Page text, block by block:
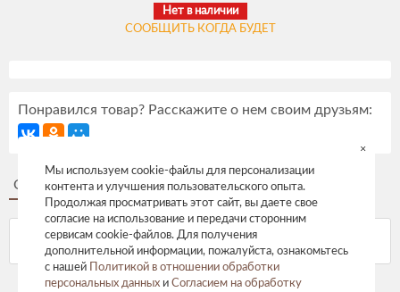
Нет в наличии
СООБЩИТЬ КОГДА БУДЕТ
Понравился товар? Расскажите о нем своим друзьям:
Описание Отзывы
Мы используем cookie-файлы для персонализации
контента и улучшения пользовательского опыта.
Продолжая просматривать этот сайт, вы даете свое
согласие на использование и передачи сторонним
сервисам cookie-файлов. Для получения
дополнительной информации, пожалуйста, ознакомьтесь
с нашей
Политикой в отношении обработки
персональных данных и Согласием на обработку
×